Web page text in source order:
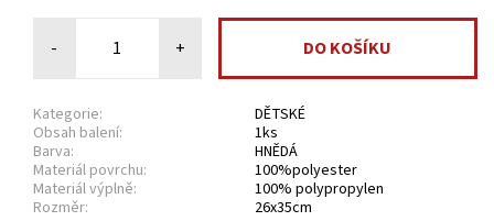
- +
Kategorie:
DĚTSKÉ
Obsah balení:
1ks
Barva:
HNĚDÁ
Materiál povrchu:
100%polyester
Materiál výplně:
100% polypropylen
Rozměr:
26x35cm